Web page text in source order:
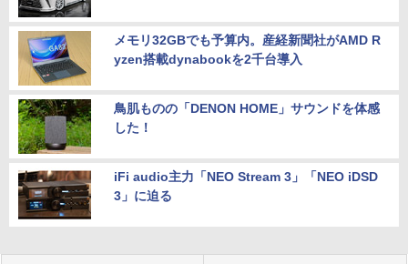
メモリ32GBでも予算内。産経新聞社がAMD R
yzen搭載dynabookを2千台導入
鳥肌ものの「DENON HOME」サウンドを体感
した！
iFi audio主力「NEO Stream 3」「NEO iDSD
3」に迫る